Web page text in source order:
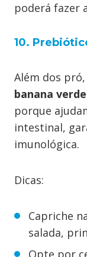
poderá fazer
10.
Além dos pró,
banana
porque
intestinal,
imunológica.
Dicas:
Capriche
salada,
Opte por